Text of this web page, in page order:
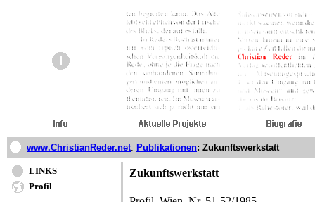
www.ChristianReder.net: Publikationen: Zukunftswerkstatt
LINKS
Profil
Zukunftswerkstatt